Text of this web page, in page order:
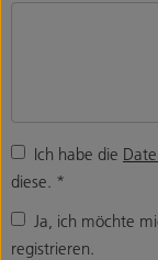
Ich habe die
diese. *
Ja, ich möchte
registrieren.